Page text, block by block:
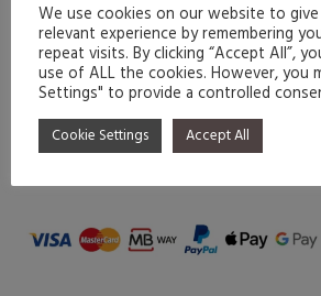
Voltar para a loja
We use cookies on our website to
relevant experience by remembering
repeat visits. By clicking “Accept All”,
use of ALL the cookies. However, you
Settings" to provide a controlled
Cookie Settings Accept All